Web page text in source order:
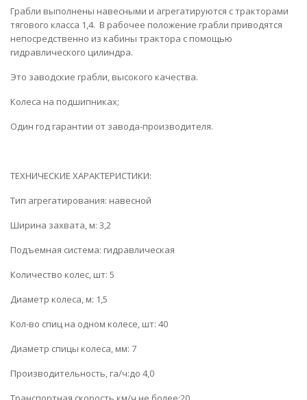
Грабли выполнены навесными и агрегатируются с тракторами
тягового класса 1,4. В рабочее положение грабли приводятся
непосредственно из кабины трактора с помощью
гидравлического цилиндра.
Это заводские грабли, высокого качества.
Колеса на подшипниках;
Один год гарантии от завода-производителя.
ТЕХНИЧЕСКИЕ ХАРАКТЕРИСТИКИ:
Тип агрегатирования: навесной
Ширина захвата, м: 3,2
Подъемная система: гидравлическая
Количество колес, шт: 5
Диаметр колеса, м: 1,5
Кол-во спиц на одном колесе, шт: 40
Диаметр спицы колеса, мм: 7
Производительность, га/ч:до 4,0